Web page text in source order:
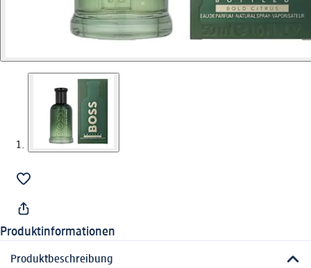
Produktinformationen
Produktbeschreibung